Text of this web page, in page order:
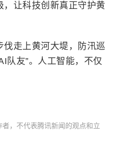
，让科技创新真正守护黄
伐走上黄河大堤，防汛巡
队友”。人工智能，不仅
，不代表腾讯新闻的观点和立